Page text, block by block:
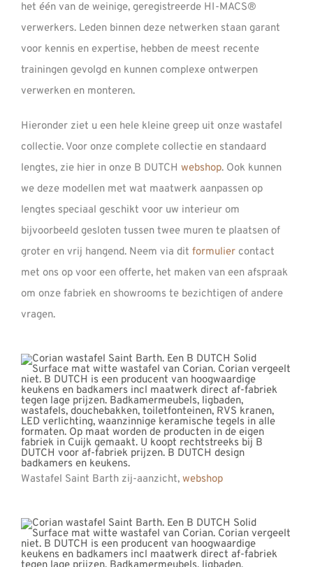
het één van de weinige, geregistreerde HI-MACS®
verwerkers. Leden binnen deze netwerken staan garant
voor kennis en expertise, hebben de meest recente
trainingen gevolgd en kunnen complexe ontwerpen
verwerken en monteren.
Hieronder ziet u een hele kleine greep uit onze wastafel
collectie. Voor onze complete collectie en standaard
lengtes, zie hier in onze B DUTCH webshop. Ook kunnen
we deze modellen met wat maatwerk aanpassen op
lengtes speciaal geschikt voor uw interieur om
bijvoorbeeld gesloten tussen twee muren te plaatsen of
groter en vrij hangend. Neem via dit formuliercontact
met ons op voor een offerte, het maken van een afspraak
om onze fabriek en showrooms te bezichtigen of andere
vragen.
Wastafel Saint Barth zij-aanzicht, webshop